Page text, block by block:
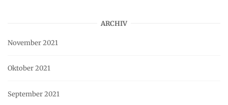
ARCHIV
November 2021
Oktober 2021
September 2021